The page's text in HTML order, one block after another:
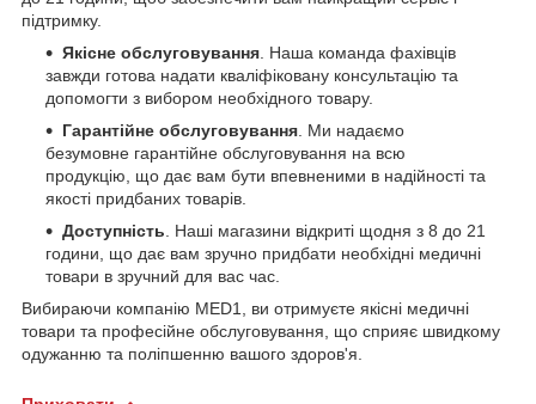
підтримку.
Якісне обслуговування . Наша команда фахівців
завжди готова надати кваліфіковану консультацію та
допомогти з вибором необхідного товару.
Гарантійне обслуговування . Ми надаємо
безумовне гарантійне обслуговування на всю
продукцію, що дає вам бути впевненими в надійності та
якості придбаних товарів.
Доступність . Наші магазини відкриті щодня з 8 до 21
години, що дає вам зручно придбати необхідні медичні
товари в зручний для вас час.
Вибираючи компанію MED1, ви отримуєте якісні медичні
товари та професійне обслуговування, що сприяє швидкому
одужанню та поліпшенню вашого здоров'я.